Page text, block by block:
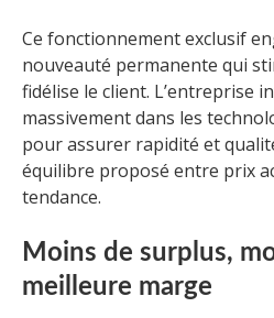
Ce fonctionnement exclusif
nouveauté permanente qui
fidélise le client. L’entreprise
massivement dans les
pour assurer rapidité et
équilibre proposé entre prix
tendance.
Moins de surplus,
meilleure marge